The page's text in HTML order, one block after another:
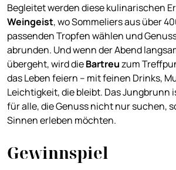
Begleitet werden diese kulinarischen
Weingeist, wo Sommeliers aus über
passenden Tropfen wählen und
abrunden. Und wenn der Abend
übergeht, wird dieBartreuzum
das Leben feiern – mit feinen Drinks,
Leichtigkeit, die bleibt. Das Jungbrunn
für alle, die Genuss nicht nur suchen,
Sinnen erleben möchten.
Gewinnspiel